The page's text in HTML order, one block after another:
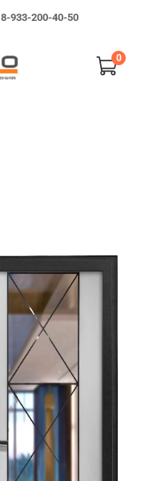
8-933-200-40-50
0